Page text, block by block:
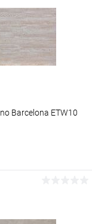
Barcelona ETW10